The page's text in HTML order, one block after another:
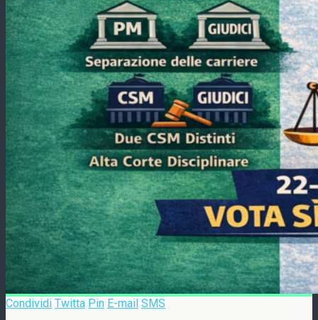
Condividi Twitta Pin E-mail SMS